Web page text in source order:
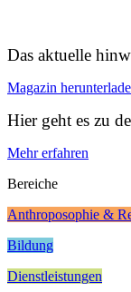
Das aktuelle
Magazin
Hier geht es zu
Mehr erfahren
Bereiche
Anthroposophie &
Bildung
Dienstleistungen